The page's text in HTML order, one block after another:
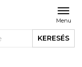
Menu
KERESÉS